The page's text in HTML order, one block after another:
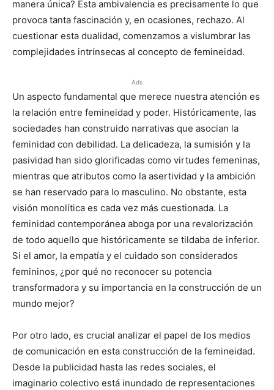
manera única? Esta ambivalencia es precisamente lo que
provoca tanta fascinación y, en ocasiones, rechazo. Al
cuestionar esta dualidad, comenzamos a vislumbrar las
complejidades intrínsecas al concepto de femineidad.
Ads
Un aspecto fundamental que merece nuestra atención es
la relación entre femineidad y poder. Históricamente, las
sociedades han construido narrativas que asocian la
feminidad con debilidad. La delicadeza, la sumisión y la
pasividad han sido glorificadas como virtudes femeninas,
mientras que atributos como la asertividad y la ambición
se han reservado para lo masculino. No obstante, esta
visión monolítica es cada vez más cuestionada. La
feminidad contemporánea aboga por una revalorización
de todo aquello que históricamente se tildaba de inferior.
Si el amor, la empatía y el cuidado son considerados
femininos, ¿por qué no reconocer su potencia
transformadora y su importancia en la construcción de un
mundo mejor?
Por otro lado, es crucial analizar el papel de los medios
de comunicación en esta construcción de la femineidad.
Desde la publicidad hasta las redes sociales, el
imaginario colectivo está inundado de representaciones